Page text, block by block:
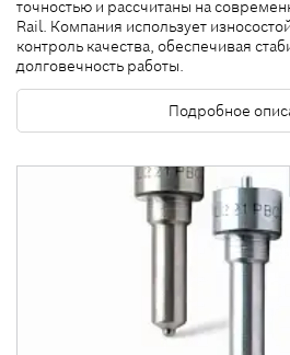
точностью и рассчитаны на
Rail. Компания использует
контроль качества, обеспечивая
долговечность работы.
Подробное